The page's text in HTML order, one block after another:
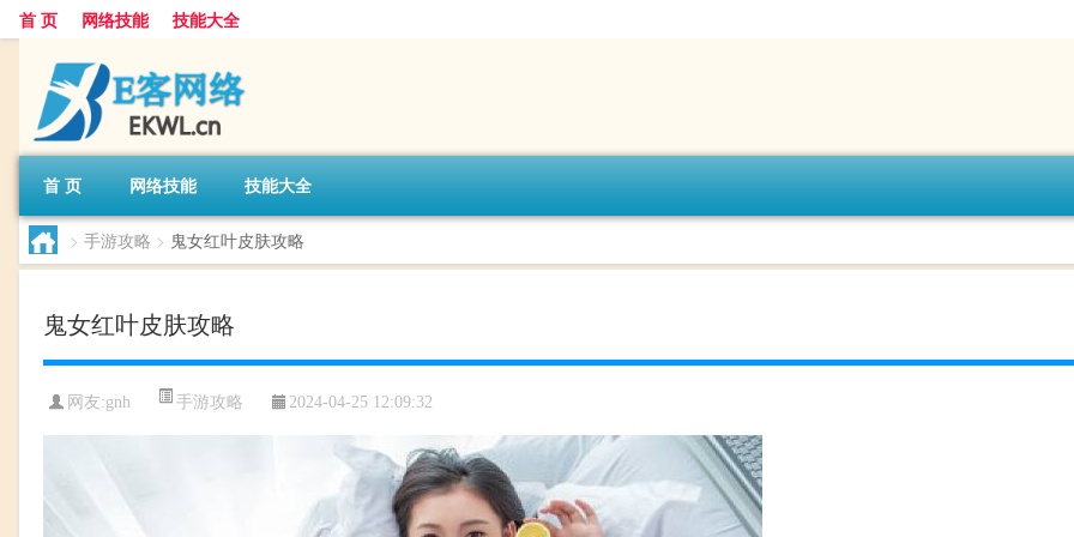
首 页 网络技能 技能大全
首 页 网络技能 技能大全
> 手游攻略 > 鬼女红叶皮肤攻略
鬼女红叶皮肤攻略
网友:gnh 手游攻略 2024-04-25 12:09:32